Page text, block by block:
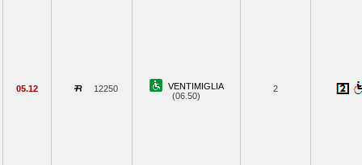
05.12 12250
VENTIMIGLIA
(06.50)
2